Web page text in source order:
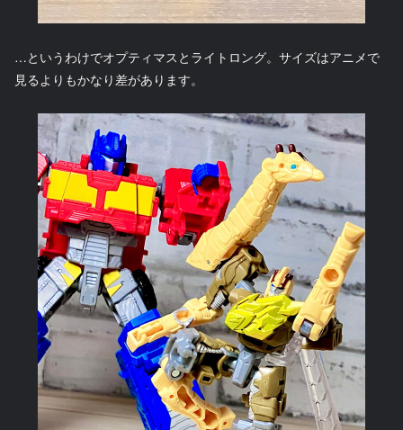
…というわけでオプティマスとライトロング。サイズはアニメで
見るよりもかなり差があります。